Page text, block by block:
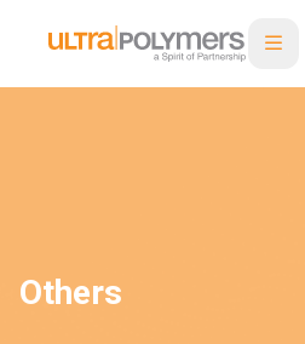
Others